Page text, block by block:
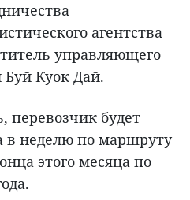
агентства
управляющего
Куок Дай.
перевозчик будет
в неделю по маршруту
этого месяца по